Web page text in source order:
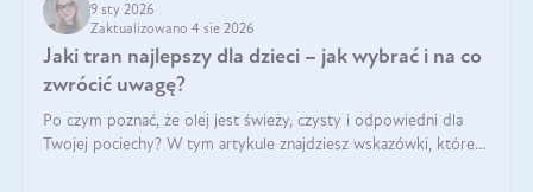
9 sty 2026
Zaktualizowano 4 sie 2026
Jaki tran najlepszy dla dzieci – jak wybrać i na co
zwrócić uwagę?
Po czym poznać, że olej jest świeży, czysty i odpowiedni dla
Twojej pociechy? W tym artykule znajdziesz wskazówki, które